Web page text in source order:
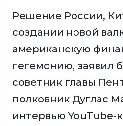
Решение России,
создании новой
американскую
гегемонию, заявил
советник главы
полковник Дуглас
интервью YouTube-